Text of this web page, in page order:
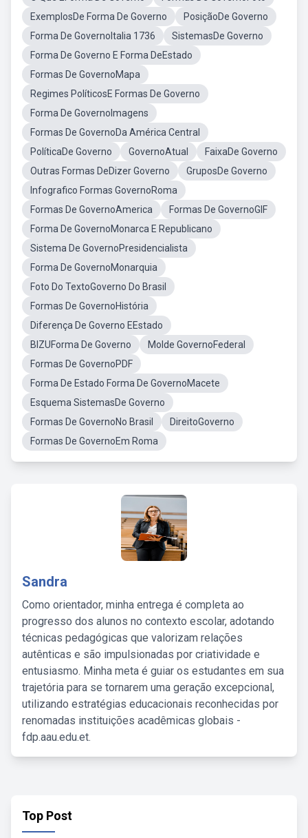
ExemplosDe Forma De Governo
PosiçãoDe Governo
Forma De GovernoItalia 1736
SistemasDe Governo
Forma De Governo E Forma DeEstado
Formas De GovernoMapa
Regimes PolíticosE Formas De Governo
Forma De GovernoImagens
Formas De GovernoDa América Central
PolíticaDe Governo
GovernoAtual
FaixaDe Governo
Outras Formas DeDizer Governo
GruposDe Governo
Infografico Formas GovernoRoma
Formas De GovernoAmerica
Formas De GovernoGIF
Forma De GovernoMonarca E Republicano
Sistema De GovernoPresidencialista
Forma De GovernoMonarquia
Foto Do TextoGoverno Do Brasil
Formas De GovernoHistória
Diferença De Governo EEstado
BIZUForma De Governo
Molde GovernoFederal
Formas De GovernoPDF
Forma De Estado Forma De GovernoMacete
Esquema SistemasDe Governo
Formas De GovernoNo Brasil
DireitoGoverno
Formas De GovernoEm Roma
Sandra
Como orientador, minha entrega é completa ao
progresso dos alunos no contexto escolar, adotando
técnicas pedagógicas que valorizam relações
autênticas e são impulsionadas por criatividade e
entusiasmo. Minha meta é guiar os estudantes em sua
trajetória para se tornarem uma geração excepcional,
utilizando estratégias educacionais reconhecidas por
renomadas instituições acadêmicas globais -
fdp.aau.edu.et.
Top Post